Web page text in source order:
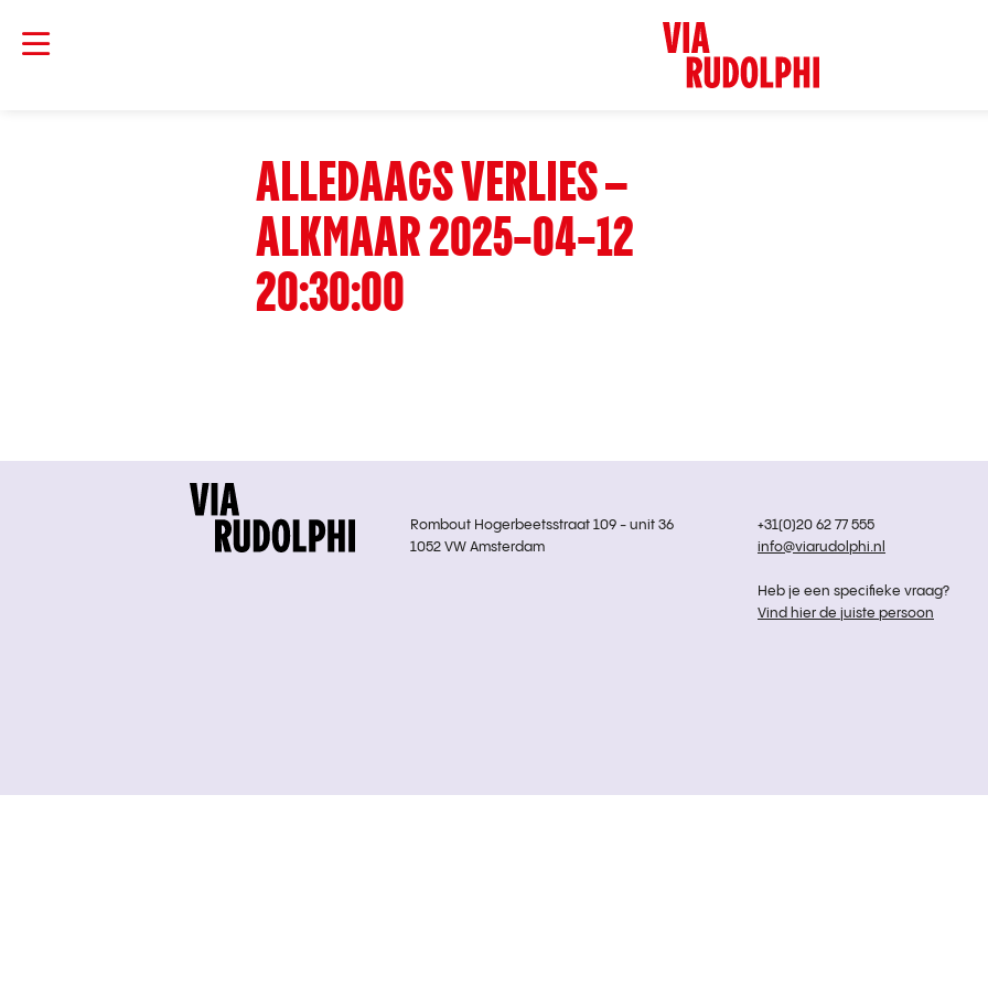
ALLEDAAGS VERLIES –
ALKMAAR 2025-04-12
20:30:00
Rombout Hogerbeetsstraat 109 - unit 36
1052 VW Amsterdam
+31(0)20 62 77 555
info@viarudolphi.nl
Heb je een specifieke vraag?
Vind hier de juiste persoon